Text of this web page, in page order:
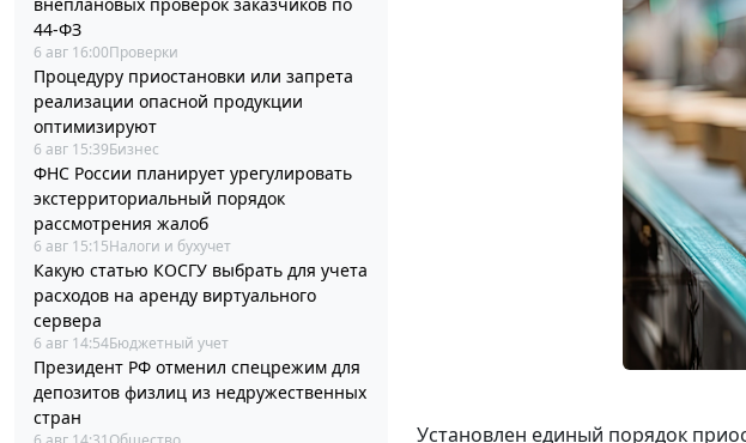
44-ФЗ
6 авг 16:00Проверки
Процедуру приостановки или запрета
реализации опасной продукции
оптимизируют
6 авг 15:39Бизнес
ФНС России планирует урегулировать
экстерриториальный порядок
рассмотрения жалоб
6 авг 15:15Налоги и бухучет
Какую статью КОСГУ выбрать для учета
расходов на аренду виртуального
сервера
6 авг 14:54Бюджетный учет
Президент РФ отменил спецрежим для
депозитов физлиц из недружественных
стран
Установлен единый порядок